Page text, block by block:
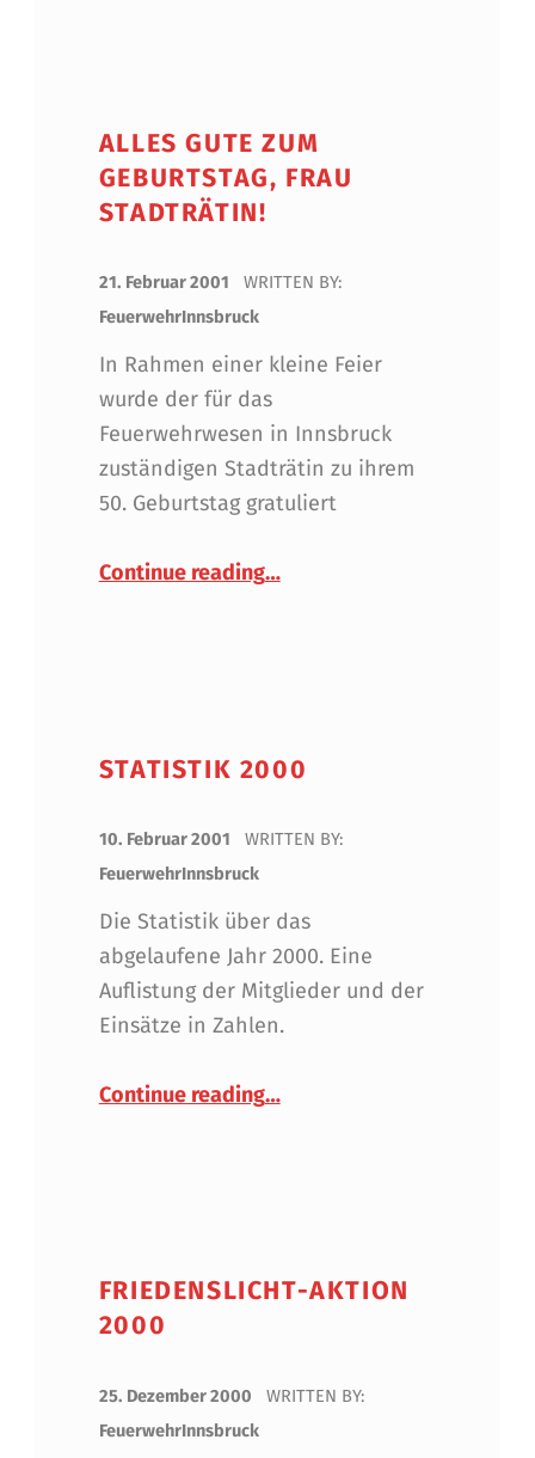
ALLES GUTE ZUM
GEBURTSTAG, FRAU
STADTRÄTIN!
21. Februar 2001
WRITTEN BY:
FeuerwehrInnsbruck
In Rahmen einer kleine Feier
wurde der für das
Feuerwehrwesen in Innsbruck
zuständigen Stadträtin zu ihrem
50. Geburtstag gratuliert
Continue reading…
STATISTIK 2000
10. Februar 2001
WRITTEN BY:
FeuerwehrInnsbruck
Die Statistik über das
abgelaufene Jahr 2000. Eine
Auflistung der Mitglieder und der
Einsätze in Zahlen.
Continue reading…
FRIEDENSLICHT-AKTION
2000
25. Dezember 2000
WRITTEN BY:
FeuerwehrInnsbruck